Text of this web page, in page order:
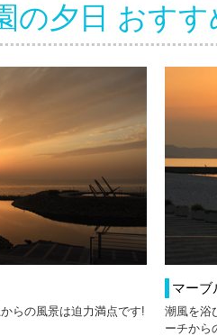
の夕日 おす
らの風景は迫力満点です!
マーブ
潮風を浴
ーチから